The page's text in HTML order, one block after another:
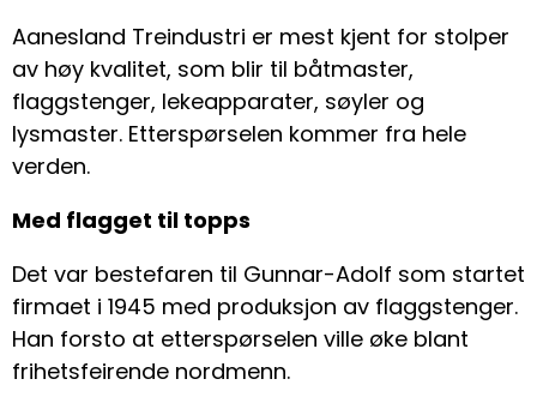
Aanesland Treindustri er mest kjent for stolper
av høy kvalitet, som blir til båtmaster,
flaggstenger, lekeapparater, søyler og
lysmaster. Etterspørselen kommer fra hele
verden.
Med flagget til topps
Det var bestefaren til Gunnar-Adolf som startet
firmaet i 1945 med produksjon av flaggstenger.
Han forsto at etterspørselen ville øke blant
frihetsfeirende nordmenn.